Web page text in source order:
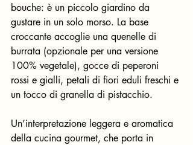
bouche: è un piccolo giardino da
gustare in un solo morso. La base
croccante accoglie una quenelle di
burrata (opzionale per una versione
100% vegetale), gocce di peperoni
rossi e gialli, petali di fiori eduli freschi e
un tocco di granella di pistacchio.
Un’interpretazione leggera e aromatica
della cucina gourmet, che porta in